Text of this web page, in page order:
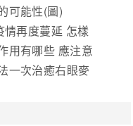
可能性(圖)
情再度蔓延 怎樣
用有哪些 應注意
一次治癒右眼麥